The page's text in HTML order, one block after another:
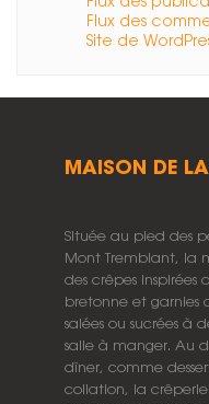
Flux des
Site de
MAISON DE
Située au pied des
Mont Tremblant, la
des crêpes
bretonne et garnies
salées ou sucrées à
salle à manger. Au
dîner, comme
collation, la crêperie